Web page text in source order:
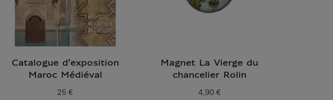
Catalogue d'exposition
Maroc Médiéval
Prix ​​actuel
25 €
Magnet La Vierge du
chancelier Rolin
Prix ​​actuel
4,90 €